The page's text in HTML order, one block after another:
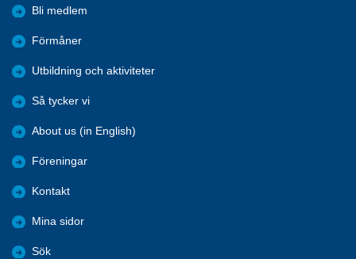
Bli medlem
Förmåner
Utbildning och aktiviteter
Så tycker vi
About us (in English)
Föreningar
Kontakt
Mina sidor
Sök